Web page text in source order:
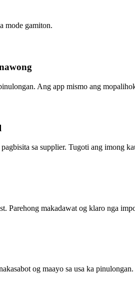
mode gamiton.
Ang app mismo ang
sa supplier. Tugoti ang imong
Parehong makadawat og klaro nga
og maayo sa usa ka